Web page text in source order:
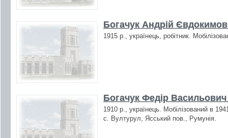
Богачук Андрій
1915 р., українець, робітник.
Богачук Федір Васильович
1910 р., українець. Мобілізований в
с. Вултурул, Ясський пов., Румунія.